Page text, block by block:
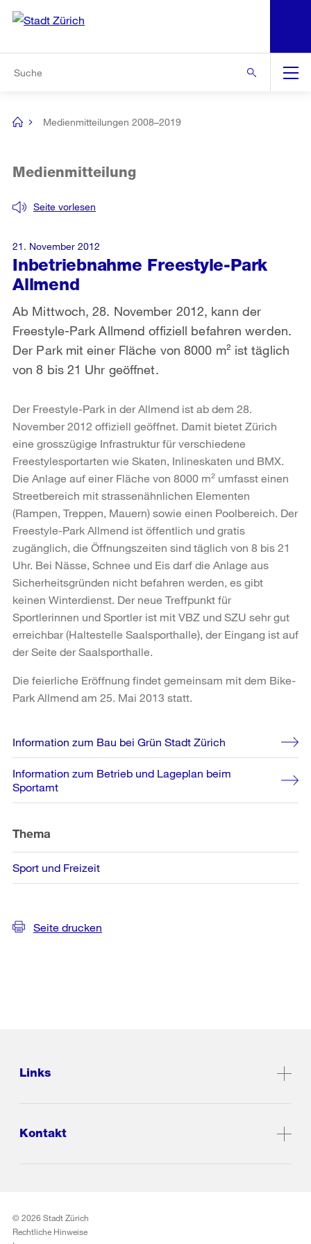
Navigation
[no
Medienmitteilungen 2008–2019
Inbetriebnahme Freestyle-Park
Allmend
Seite vorlesen
Medienmitteilung
Ab Mittwoch, 28. November 2012, kann der
Freestyle-Park Allmend offiziell befahren werden.
Der Park mit einer Fläche von 8000 m² ist täglich
von 8 bis 21 Uhr geöffnet.
21. November 2012
Der Freestyle-Park in der Allmend ist ab dem 28.
November 2012 offiziell geöffnet. Damit bietet Zürich
eine grosszügige Infrastruktur für verschiedene
Freestylesportarten wie Skaten, Inlineskaten und BMX.
Die Anlage auf einer Fläche von 8000 m² umfasst einen
Streetbereich mit strassenähnlichen Elementen
(Rampen, Treppen, Mauern) sowie einen Poolbereich. Der
Freestyle-Park Allmend ist öffentlich und gratis
zugänglich, die Öffnungszeiten sind täglich von 8 bis 21
Uhr. Bei Nässe, Schnee und Eis darf die Anlage aus
Sicherheitsgründen nicht befahren werden, es gibt
keinen Winterdienst. Der neue Treffpunkt für
Sportlerinnen und Sportler ist mit VBZ und SZU sehr gut
erreichbar (Haltestelle Saalsporthalle), der Eingang ist auf
der Seite der Saalsporthalle.
Die feierliche Eröffnung findet gemeinsam mit dem Bike-
Park Allmend am 25. Mai 2013 statt.
Weitere
Informationen
Information zum Bau bei Grün Stadt Zürich
Information zum Betrieb und Lageplan beim
Sportamt
Thema
Sport und Freizeit
Seite drucken
Links
Kontakt
© 2026 Stadt Zürich
Rechtliche Hinweise